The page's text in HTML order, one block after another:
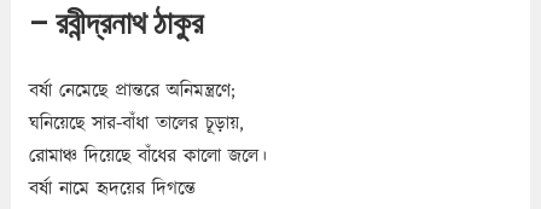
– রবীন্দ্রনাথ ঠাকুর
বর্ষা নেমেছে প্রান্তরে অনিমন্ত্রণে;
ঘনিয়েছে সার-বাঁধা তালের চূড়ায়,
রোমাঞ্চ দিয়েছে বাঁধের কালো জলে।
বর্ষা নামে হৃদয়ের দিগন্তে